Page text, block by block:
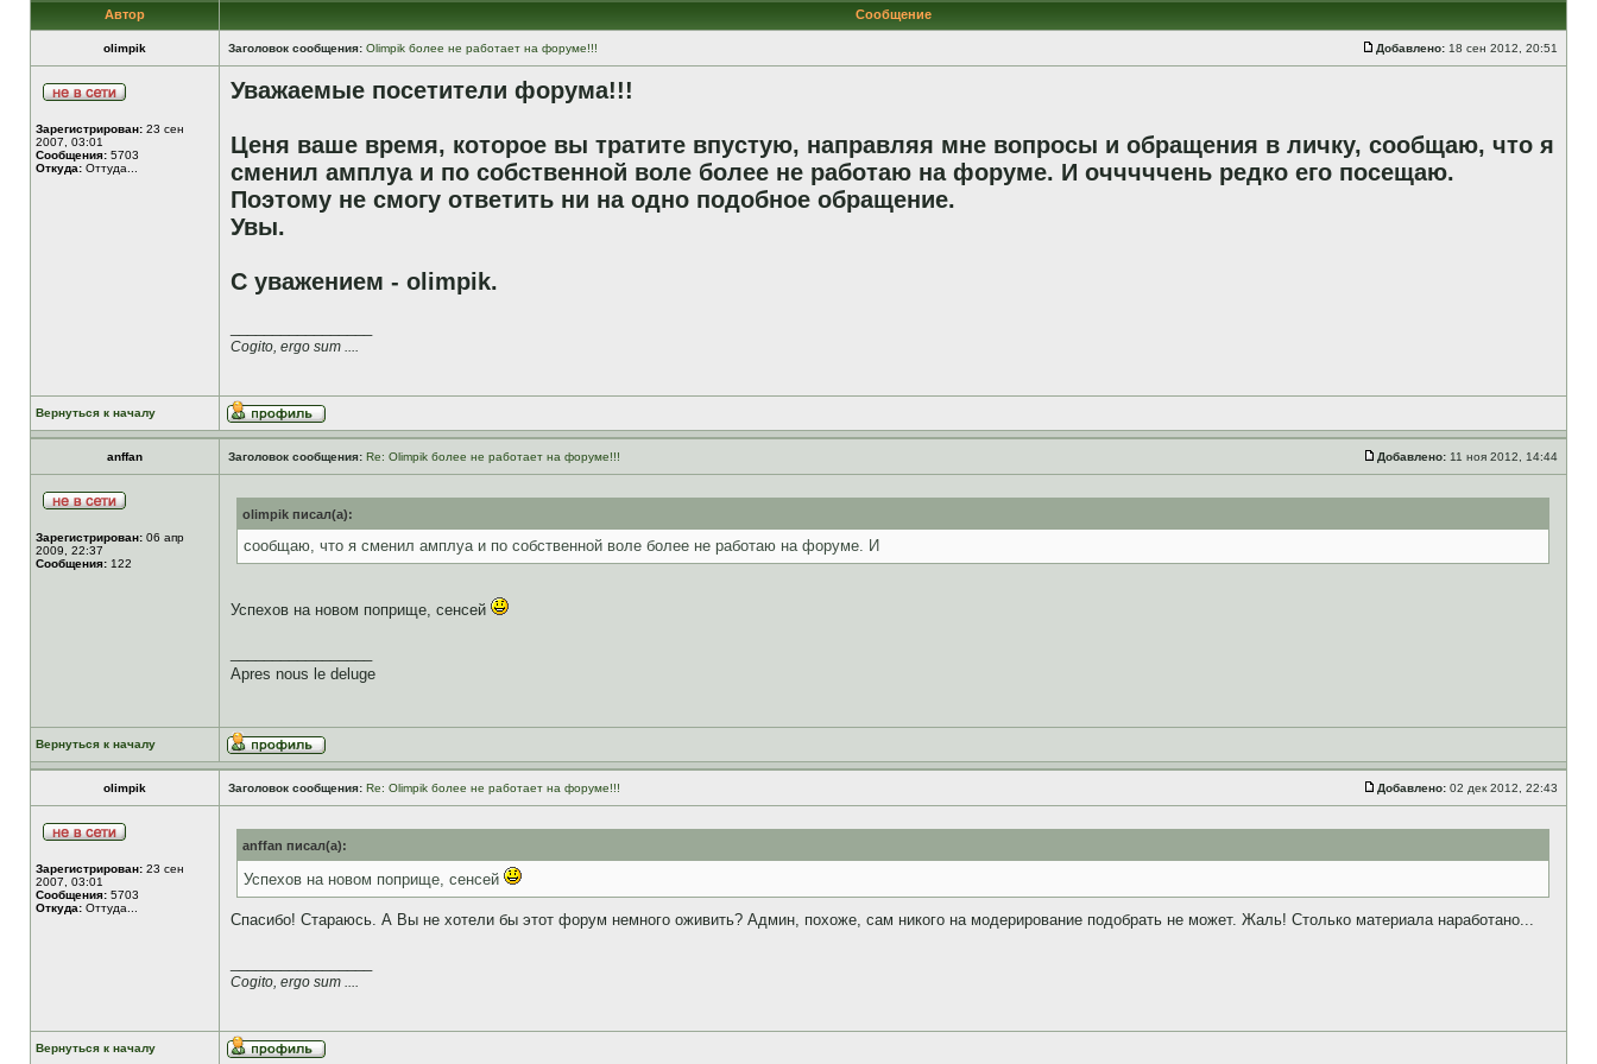
Автор Сообщение
olimpik Заголовок сообщения: Olimpik более не работает на форуме!!! Добавлено: 18 сен 2012, 20:51
Зарегистрирован: 23 сен
2007, 03:01
Сообщения: 5703
Откуда: Оттуда...
Уважаемые посетители форума!!!
Ценя ваше время, которое вы тратите впустую, направляя мне вопросы и обращения в личку, сообщаю, что я
сменил амплуа и по собственной воле более не работаю на форуме. И очччччень редко его посещаю.
Поэтому не смогу ответить ни на одно подобное обращение.
Увы.
С уважением - olimpik.
Cogito, ergo sum ....
Вернуться к началу
anffan Заголовок сообщения: Re: Olimpik более не работает на форуме!!! Добавлено: 11 ноя 2012, 14:44
Зарегистрирован: 06 апр
2009, 22:37
Сообщения: 122
olimpik писал(а):
сообщаю, что я сменил амплуа и по собственной воле более не работаю на форуме. И
Успехов на новом поприще, сенсей
Apres nous le deluge
Вернуться к началу
olimpik Заголовок сообщения: Re: Olimpik более не работает на форуме!!! Добавлено: 02 дек 2012, 22:43
Зарегистрирован: 23 сен
2007, 03:01
Сообщения: 5703
Откуда: Оттуда...
anffan писал(а):
Успехов на новом поприще, сенсей
Спасибо! Стараюсь. А Вы не хотели бы этот форум немного оживить? Админ, похоже, сам никого на модерирование подобрать не может. Жаль! Столько материала наработано...
Cogito, ergo sum ....
Вернуться к началу